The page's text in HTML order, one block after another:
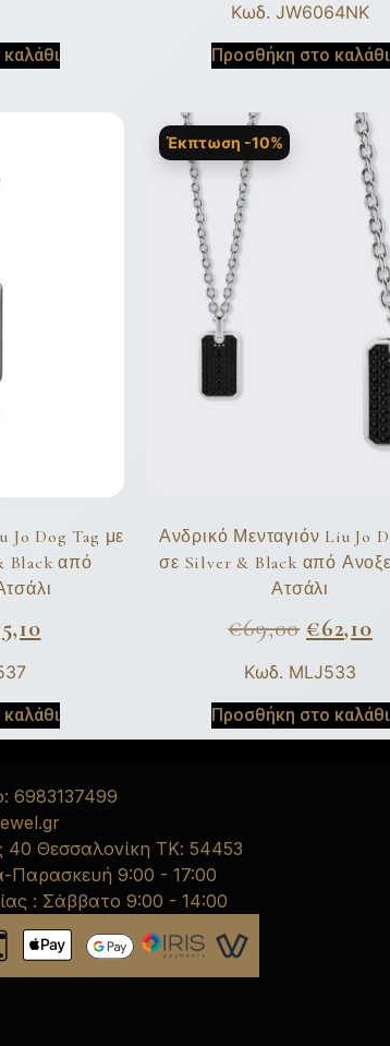
Κωδ. JW6064NK
Προσθήκη στο καλάθι
Jo Dog Tag με
Black από
Έκπτωση -10%
Ανδρικό Μενταγιόν Liu Jo
σε Silver & Black από
Ατσάλι
€69,00 €62,10
Κωδ. MLJ533
Προσθήκη στο καλάθι
6983137499
Θεσσαλονίκη ΤΚ: 54453
Παρασκευή 9:00 - 17:00
: Σάββατο 9:00 - 14:00